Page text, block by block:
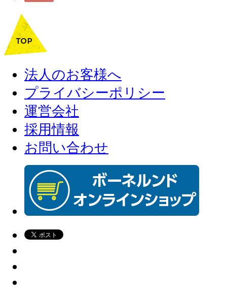
法人のお客様へ
プライバシーポリシー
運営会社
採用情報
お問い合わせ